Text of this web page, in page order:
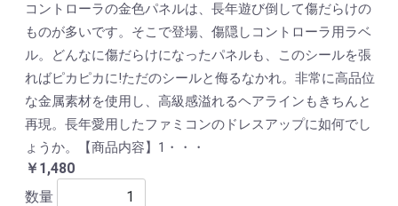
コントローラの金色パネルは、長年遊び倒して傷だらけの
ものが多いです。そこで登場、傷隠しコントローラ用ラベ
ル。どんなに傷だらけになったパネルも、このシールを張
ればピカピカに!ただのシールと侮るなかれ。非常に高品位
な金属素材を使用し、高級感溢れるヘアラインもきちんと
再現。長年愛用したファミコンのドレスアップに如何でし
ょうか。【商品内容】1・・・
￥1,480
数量